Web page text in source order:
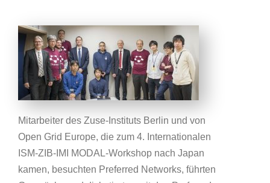
Mitarbeiter des Zuse-Instituts Berlin und von
Open Grid Europe, die zum 4. Internationalen
ISM-ZIB-IMI MODAL-Workshop nach Japan
kamen, besuchten Preferred Networks, führten